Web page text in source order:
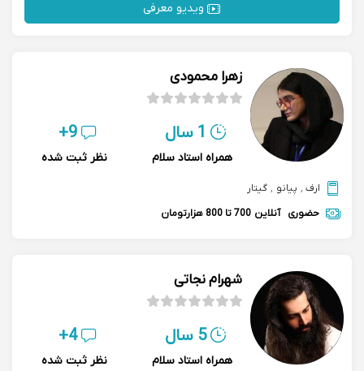
ویدیو معرفی
زهرا محمودی
1 سال
همراه استاد سلام
9+
نظر ثبت شده
ارف , پیانو , گیتار
حضوری
آنلاین 700 تا 800 هزارتومان
شهرام نجاتی
5 سال
همراه استاد سلام
4+
نظر ثبت شده